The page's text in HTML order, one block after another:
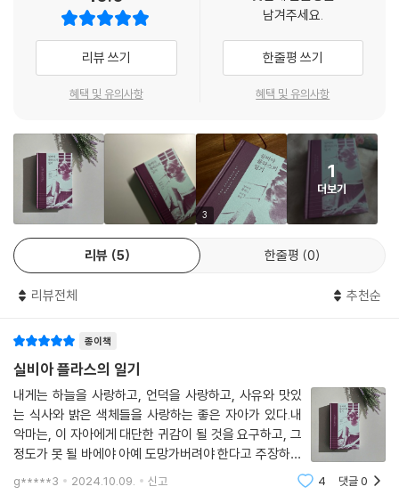
춘기 소녀의 팽팽한 감수성과 불안한 심리와 욕망에서부터 원고 수락 편지
를 기다리는 작가 지망생의 모습, 자기혐오와 타자에 대한 공격성에 이르
기까지, 복잡다단하고 입체적이며 치열하게 삶을 살아낸 실비아 플라스의
모습이 들어 있다.
여성해방운동의 신화적 순교자가 되다
실비아 플라스만큼 ‘신화’라는 말이 어울리는 존재가 또 있을까. 아름다운
금발의 유망한 미국 여성 시인이 핸섬한 당대 최고의 천재 영국 시인과 결
혼하면서 시작된 현대 영미문학계 최고의 황금빛 로맨스는, 플라스가 남편
인 테드 휴스의 외도와 그에 따른 별거 이후 100년 만에 찾아온 런던의 혹
한 속에서 우울증과 생활고에 홀로 시달리다가, 옆방에서 노는 두 아이가
않게 꼼꼼하게 문틈에 테이프를 바른 후, 가스 오븐에 서른 살의 젊디젊은
막을 내렸다. 그녀의 충격적인 죽음은 그 이름과 함께 수많은 맥락을 타고
신화로 재창조되었다. 있는 그대로 아무런 의미도 투사하지 않고, 그냥 평
범한 개인적 비극으로 내버려두기에는 너무도 상징적이었기에 이 사건은
일약 전설의 반열에 올라 한없이 재생산되고 소비되었다. 그녀의 신화는
평단과 대중의 매혹에 반사되고 증폭되어, 자연인 실비아 플라스의 진실과
는 무관하게, 추상적이고 원형적인 거대한 상징적 존재로서 계속 부풀어만
리뷰 쓰기
혜택 및 유의사항
남겨주세요.
한줄평 쓰기
혜택 및 유의사항
3
1
더보기
리뷰 5 한줄평 0
리뷰전체 추천순
종이책
실비아 플라스의 일기
내게는 하늘을 사랑하고, 언덕을 사랑하고, 사유와 맛있
는 식사와 밝은 색체들을 사랑하는 좋은 자아가 있다.내
악마는, 이 자아에게 대단한 귀감이 될 것을 요구하고, 그
정도가 못 될 바에야 아예 도망가버려야 한다고 주장하며
이 좋은 자아를 살해하려고 한다. -본문 중- 한 인물에 대
해 가장 정확하게 알 수 있는 것은 바로 '일기'다. 과거나
g*****3 2024.10.09. 신고 4 댓글0